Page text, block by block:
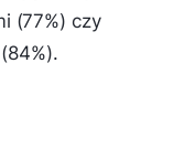
(77%) czy